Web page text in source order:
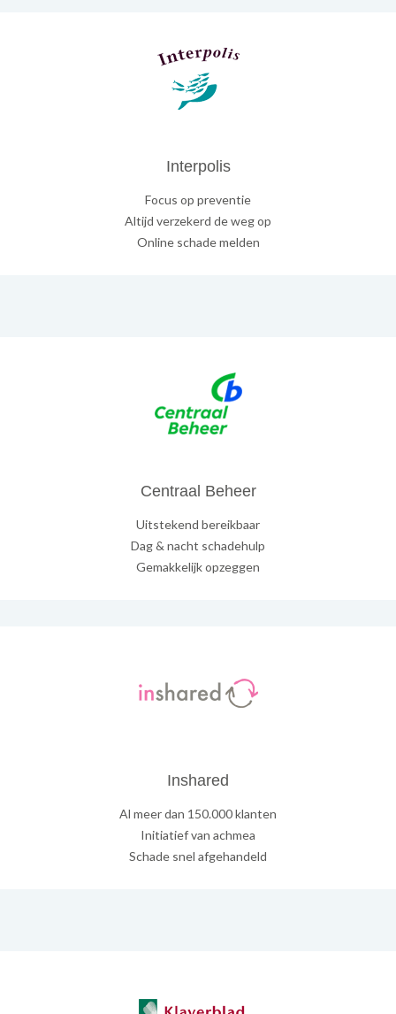
Interpolis
Focus op preventie
Altijd verzekerd de weg op
Online schade melden
Centraal Beheer
Uitstekend bereikbaar
Dag & nacht schadehulp
Gemakkelijk opzeggen
Inshared
Al meer dan 150.000 klanten
Initiatief van achmea
Schade snel afgehandeld